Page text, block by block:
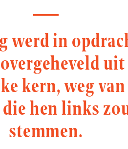
werd in
kern, weg
hen links
stemmen.